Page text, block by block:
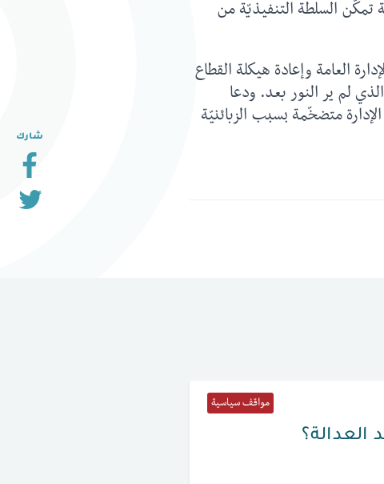
شارك
تمكّن السلطة التنفيذيّة من
العامة وإعادة هيكلة القطاع
أنظمته فضلاً عن إنجاز مسح شامل له وهو ما أُقرّ بقانون في 21 آب 2017 والذي لم ير النور بعد. ودعا
متضخّمة بسبب الزبائنيّة
مواقف سياسية
العدالة؟